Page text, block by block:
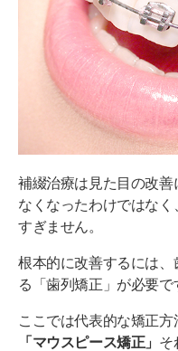
補綴治療は見た目の改
なくなったわけではな
すぎません。
根本的に改善するには
る「歯列矯正」が必要で
ここでは代表的な矯正方
「マウスピース矯正」 そ